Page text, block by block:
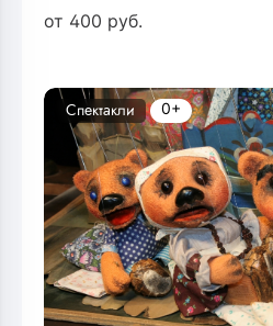
от 400 руб.
Спектакли 0+